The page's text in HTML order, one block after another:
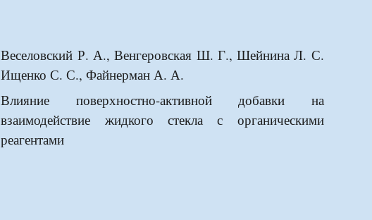
Веселовский Р. А., Венгеровская Ш. Г., Шейнина Л. С.
Ищенко С. С., Файнерман А. А.
Влияние поверхностно-активной добавки на
взаимодействие жидкого стекла с органическими
реагентами